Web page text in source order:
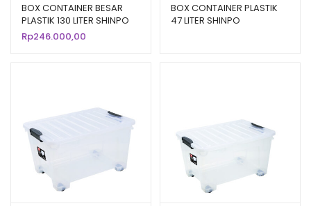
BOX CONTAINER BESAR
PLASTIK 130 LITER SHINPO
MEGA – SIP 116 CB 130
Rp246.000,00
BOX CONTAINER PLASTIK
47 LITER SHINPO